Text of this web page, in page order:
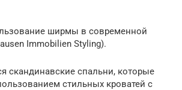
ширмы в современной
Immobilien Styling).
скандинавские спальни, которые
стильных кроватей с